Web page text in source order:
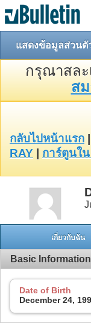
แสดงข้อมูลส่วนตั
กรุณาสละ
ส
กลับไปหน้าแรก
RAY
การ์ตูนใ
เกี่ยวกับฉัน
Basic Information
Date of Birth
December 24,